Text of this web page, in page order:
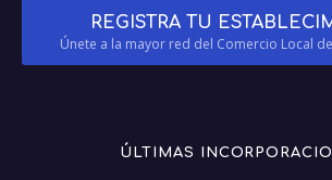
REGISTRA TU
Únete a la mayor red del Comercio Local
ÚLTIMAS